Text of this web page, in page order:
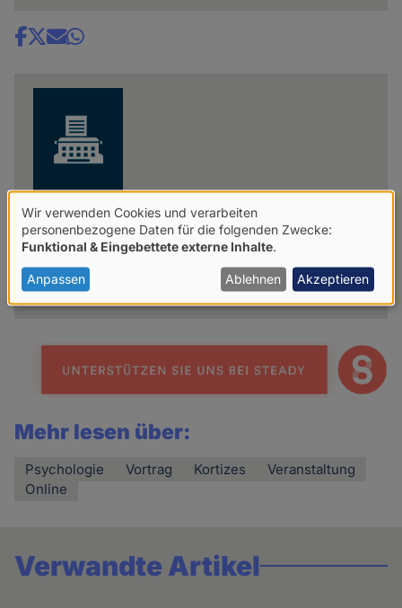
Share
Kortizes
Weitere Artikel der Autorin
Mehr lesen über:
Psychologie Vortrag Kortizes
Veranstaltung
Online
Verwandte Artikel
Verwendung
von
personenbezogenen
Daten
Wir verwenden Cookies und verarbeiten
personenbezogene Daten für die folgenden Zwecke:
Funktional & Eingebettete externe Inhalte
Anpassen Ablehnen Akzeptieren